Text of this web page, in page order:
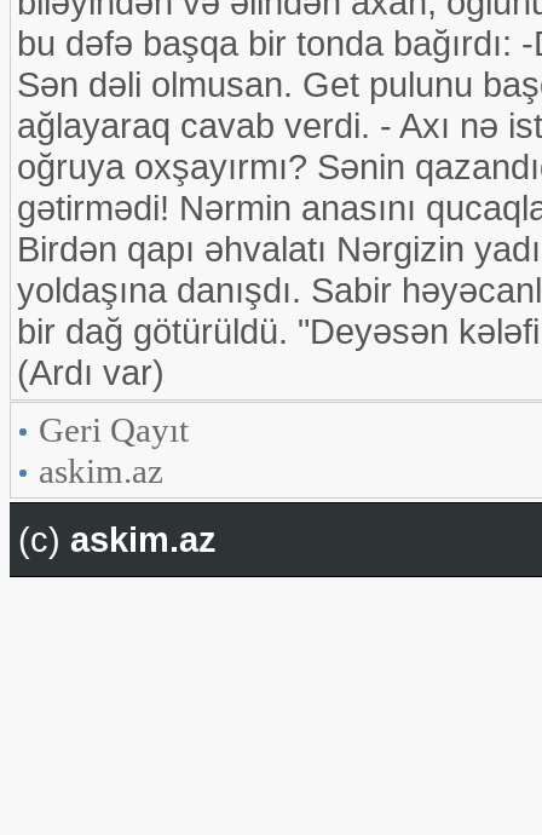
bu dəfə başqa bir tonda
Sən dəli olmusan. Get pulunu
ağlayaraq cavab verdi. - Axı nə
oğruya oxşayırmı? Sənin
gətirmədi! Nərmin anasını
Birdən qapı əhvalatı Nərgizin
yoldaşına danışdı. Sabir
bir dağ götürüldü. "Deyəsən
(Ardı var)
Geri Qayıt
askim.az
(c) askim.az